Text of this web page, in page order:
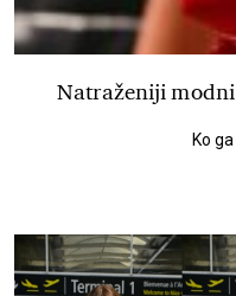
Natraženiji
Ko